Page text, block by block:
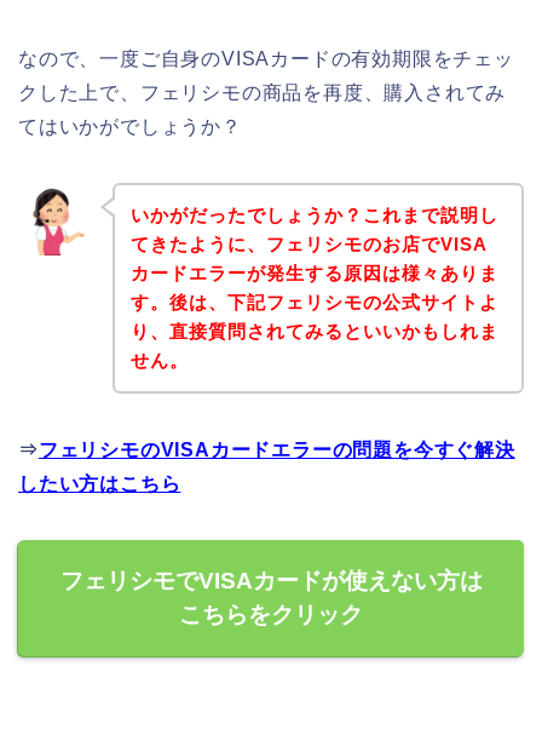
なので、一度ご自身のVISAカードの有効期限をチェッ
クした上で、フェリシモの商品を再度、購入されてみ
てはいかがでしょうか？
いかがだったでしょうか？これまで説明し
てきたように、フェリシモのお店でVISA
カードエラーが発生する原因は様々ありま
す。後は、下記フェリシモの公式サイトよ
り、直接質問されてみるといいかもしれま
せん。
⇒フェリシモのVISAカードエラーの問題を今すぐ解決
したい方はこちら
フェリシモでVISAカードが使えない方は
こちらをクリック